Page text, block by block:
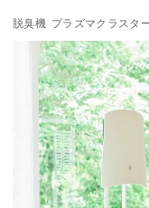
脱臭機 プラズマクラスタ